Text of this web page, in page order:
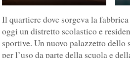
Il quartiere dove sorgeva la
oggi un distretto scolastico e
sportive. Un nuovo palazzetto dello
per l’uso da parte della scuola e